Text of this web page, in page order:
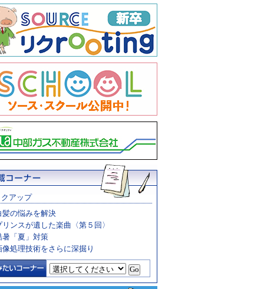
アップ
髪の悩みを解決
リンスが遺した楽曲〈第５回〉
暑「夏」対策
像処理技術をさらに深掘り